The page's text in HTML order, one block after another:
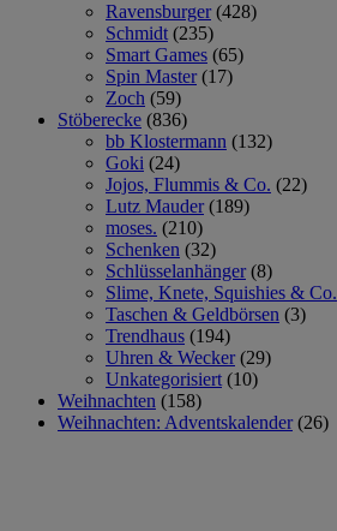
Ravensburger (428)
Schmidt (235)
Smart Games (65)
Spin Master (17)
Zoch (59)
Stöberecke (836)
bb Klostermann (132)
Goki (24)
Jojos, Flummis & Co. (22)
Lutz Mauder (189)
moses. (210)
Schenken (32)
Schlüsselanhänger (8)
Slime, Knete, Squishies & Co.
Taschen & Geldbörsen (3)
Trendhaus (194)
Uhren & Wecker (29)
Unkategorisiert (10)
Weihnachten (158)
Weihnachten: Adventskalender (26)